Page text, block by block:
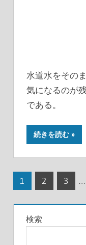
水道水をその
気になるのが
である。
続きを読む
投
稿
の
1 2 3 …
検索